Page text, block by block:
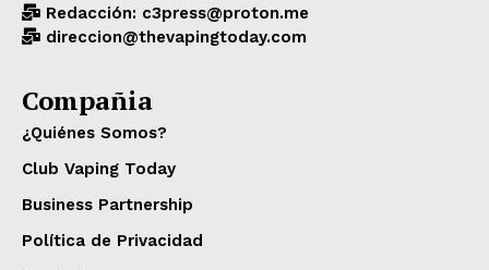
Redacción: c3press@proton.me
direccion@thevapingtoday.com
Compañia
¿Quiénes Somos?
Club Vaping Today
Business Partnership
Política de Privacidad